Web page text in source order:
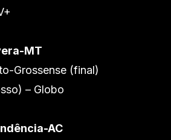
MT
Grossense (final)
– Globo
AC